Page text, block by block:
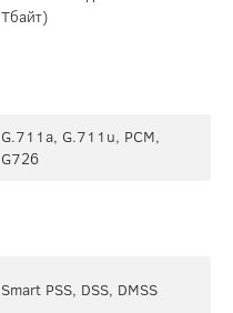
Тбайт)
G.711a, G.711u, PCM,
G726
Smart PSS, DSS, DMSS